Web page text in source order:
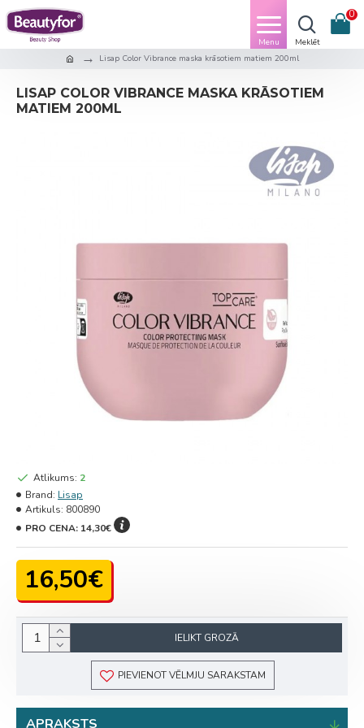
0
Lisap Color Vibrance maska krāsotiem matiem 200ml
LISAP COLOR VIBRANCE MASKA KRĀSOTIEM
MATIEM 200ML
16,50€
Atlikums: 2
Brand: Lisap
Artikuls: 800890
PRO CENA: 14,30€
IELIKT GROZĀ
PIEVIENOT VĒLMJU SARAKSTAM
APRAKSTS